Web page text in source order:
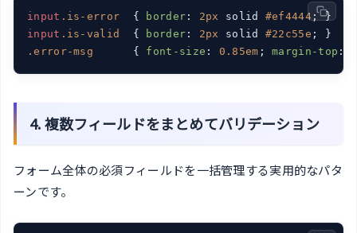
input .is-error
  {
border : 2px solid #ef4444
input .is-valid
  {
border : 2px solid #22c55e
.error-msg
      {
font-size : 0.85em ; margin-top :
4. 複数フィールドをまとめてバリデーション
フォーム全体の必須フィールドを一括管理する実用的なパタ
ーンです。